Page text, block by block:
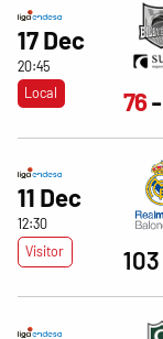
17 Dec
20:45
Local
76
11 Dec
12:30
Visitor
103